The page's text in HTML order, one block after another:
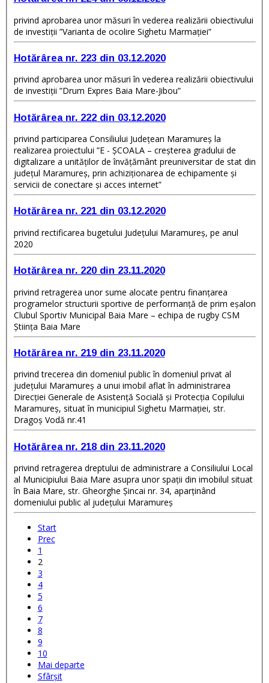
privind aprobarea unor măsuri în vederea realizării obiectivului
de investiții ”Varianta de ocolire Sighetu Marmației”
Hotărârea nr. 223 din 03.12.2020
privind aprobarea unor măsuri în vederea realizării obiectivului
de investiții ”Drum Expres Baia Mare-Jibou”
Hotărârea nr. 222 din 03.12.2020
privind participarea Consiliului Județean Maramureș la
realizarea proiectului ”E - ȘCOALA – creșterea gradului de
digitalizare a unităților de învățământ preuniversitar de stat din
județul Maramureș, prin achiziționarea de echipamente și
servicii de conectare și acces internet”
Hotărârea nr. 221 din 03.12.2020
privind rectificarea bugetului Judeţului Maramureş, pe anul
2020
Hotărârea nr. 220 din 23.11.2020
privind retragerea unor sume alocate pentru finanțarea
programelor structurii sportive de performanță de prim eșalon
Clubul Sportiv Municipal Baia Mare – echipa de rugby CSM
Știința Baia Mare
Hotărârea nr. 219 din 23.11.2020
privind trecerea din domeniul public în domeniul privat al
judeţului Maramureş a unui imobil aflat în administrarea
Direcţiei Generale de Asistenţă Socială şi Protecţia Copilului
Maramureş, situat în municipiul Sighetu Marmației, str.
Dragoș Vodă nr.41
Hotărârea nr. 218 din 23.11.2020
privind retragerea dreptului de administrare a Consiliului Local
al Municipiului Baia Mare asupra unor spații din imobilul situat
în Baia Mare, str. Gheorghe Șincai nr. 34, aparținând
domeniului public al județului Maramureș
Start
Prec
1
2
3
4
5
6
7
8
9
10
Mai departe
Sfârșit